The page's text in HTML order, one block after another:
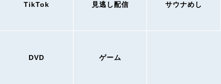
TikTok 見逃し配信 サウナめし
DVD ゲーム